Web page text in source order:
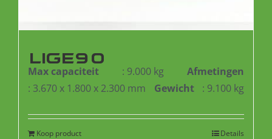
LIGE90
Max capaciteit : 9.000 kg
Afmetingen
: 3.670 x 1.800 x 2.300 mm
Gewicht : 9.100 kg
Koop product Details